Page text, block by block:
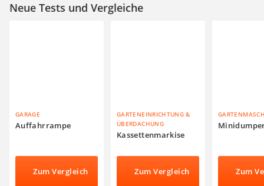
Neue Tests und Vergleiche
GARAGE
Auffahrrampe
Zum Vergleich
GARTENEINRICHTUNG &
ÜBERDACHUNG
Kassettenmarkise
Zum Vergleich Zum